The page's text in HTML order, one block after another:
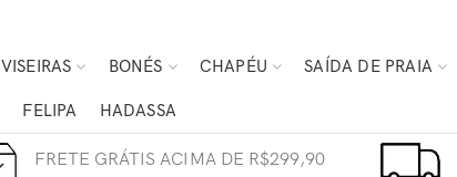
VISEIRAS BONÉS CHAPÉU SAÍDA DE PRAIA
FELIPA HADASSA
FRETE GRÁTIS ACIMA DE R$299,90